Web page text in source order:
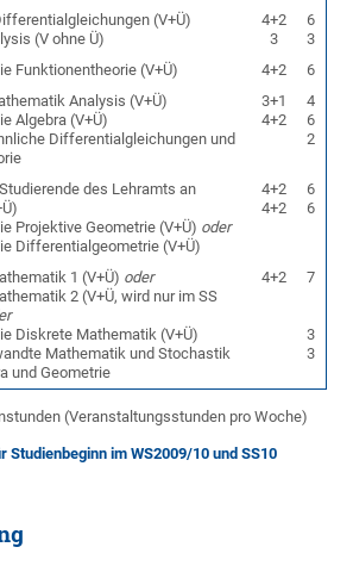
(V+Ü)
(V ohne Ü)
4+2
3
6
3
Funktionentheorie (V+Ü) 4+2
6
Analysis (V+Ü)
Algebra (V+Ü)
Differentialgleichungen und
3+1
4+2
4
6
2
des Lehramts an
Projektive Geometrie (V+Ü) oder
Differentialgeometrie (V+Ü)
4+2
4+2
6
6
1 (V+Ü) oder
2 (V+Ü, wird nur im SS
Diskrete Mathematik (V+Ü)
Mathematik und Stochastik
und Geometrie
4+2 7
3
3
(Veranstaltungsstunden pro Woche)
im WS2009/10 und SS10